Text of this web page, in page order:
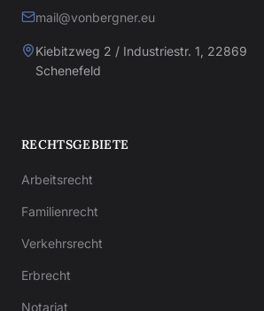
mail@vonbergner.eu
Kiebitzweg 2 / Industriestr. 1, 22869
Schenefeld
RECHTSGEBIETE
Arbeitsrecht
Familienrecht
Verkehrsrecht
Erbrecht
Notariat